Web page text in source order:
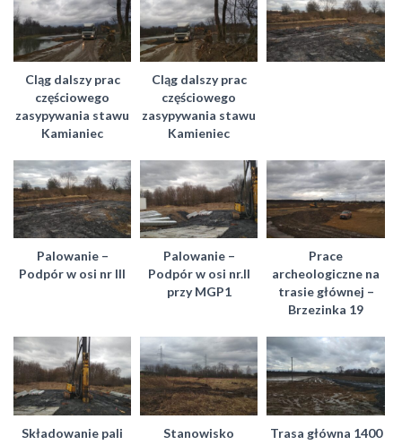
CIąg dalszy prac
częściowego
zasypywania stawu
Kamianiec
CIąg dalszy prac
częściowego
zasypywania stawu
Kamieniec
Palowanie –
Podpór w osi nr III
Palowanie –
Podpór w osi nr.II
przy MGP1
Prace
archeologiczne na
trasie głównej –
Brzezinka 19
Składowanie pali
Stanowisko
Trasa główna 1400